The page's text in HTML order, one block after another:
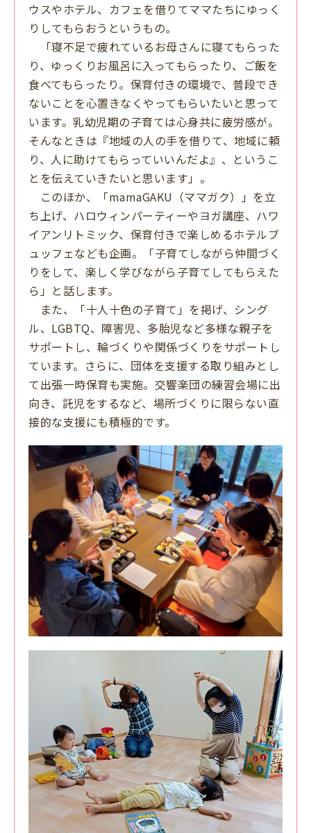
ウスやホテル、カフェを借りてママたちにゆっく
りしてもらおうというもの。
「寝不足で疲れているお母さんに寝てもらった
り、ゆっくりお風呂に入ってもらったり、ご飯を
食べてもらったり。保育付きの環境で、普段でき
ないことを心置きなくやってもらいたいと思って
います。乳幼児期の子育ては心身共に疲労感が。
そんなときは『地域の人の手を借りて、地域に頼
り、人に助けてもらっていいんだよ』、というこ
とを伝えていきたいと思います」。
このほか、「mamaGAKU（ママガク）」を立
ち上げ、ハロウィンパーティーやヨガ講座、ハワ
イアンリトミック、保育付きで楽しめるホテルブ
ュッフェなども企画。「子育てしながら仲間づく
りをして、楽しく学びながら子育てしてもらえた
ら」と話します。
また、「十人十色の子育て」を掲げ、シング
ル、LGBTQ、障害児、多胎児など多様な親子を
サポートし、輪づくりや関係づくりをサポートし
ています。さらに、団体を支援する取り組みとし
て出張一時保育も実施。交響楽団の練習会場に出
向き、託児をするなど、場所づくりに限らない直
接的な支援にも積極的です。